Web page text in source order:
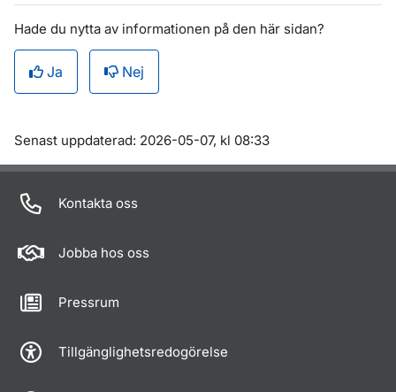
Hade du nytta av informationen på den här sidan?
Ja Nej
Om sidan
Senast uppdaterad: 2026-05-07, kl 08:33
Kontakta oss
Jobba hos oss
Pressrum
Tillgänglighetsredogörelse